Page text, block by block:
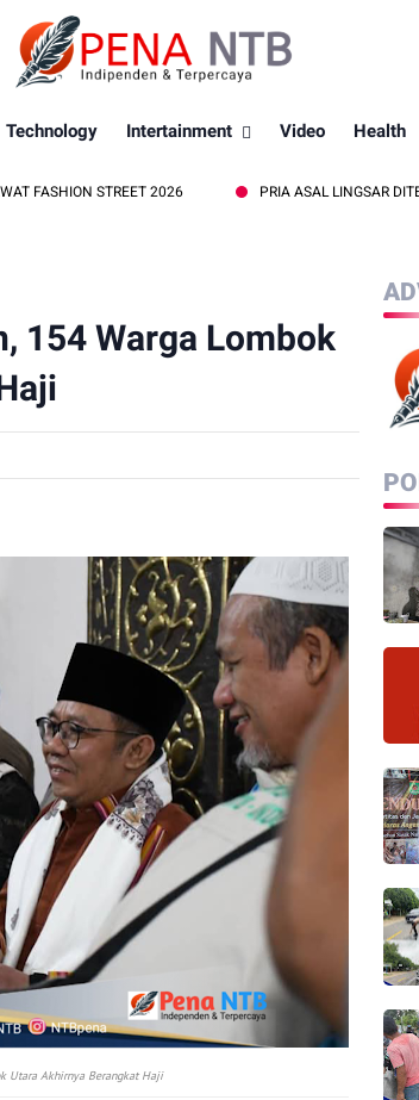
Technology Intertainment Video Health
STREET 2026 PRIA ASAL LINGSAR DITEMUKAN
154 Warga Lombok
Utara Akhirnya Berangkat Haji